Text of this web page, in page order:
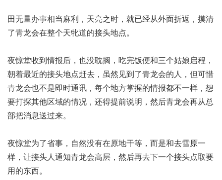
田无量办事相当麻利，天亮之时，就已经从外面折返，摸清
了青龙会在整个天牝道的接头地点。
夜惊堂收到情报后，也没耽搁，吃完饭便和三个姑娘启程，
朝着最近的接头地点赶去，虽然见到了青龙会的人，但可惜
青龙会也不是即时通讯，每个地方掌握的情报都不一样，想
要打探其他区域的情况，还得提前说明，然后青龙会再从总
部把消息送过来。
夜惊堂为了省事，自然没有在原地干等，而是和去雪原一
样，让接头人通知青龙会高层，然后再去下一个接头点取要
用的东西。